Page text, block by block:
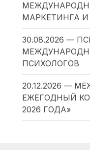
МАРКЕТИНГА И
30.08.2026 —
ПСИХОЛОГОВ
20.12.2026 —
ЕЖЕГОДНЫЙ
2026 ГОДА»